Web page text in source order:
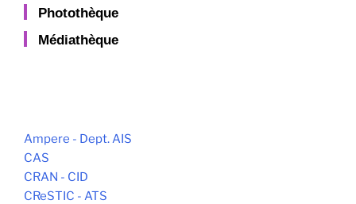
Photothèque
Médiathèque
Ampere - Dept. AIS
CAS
CRAN - CID
CReSTIC - ATS